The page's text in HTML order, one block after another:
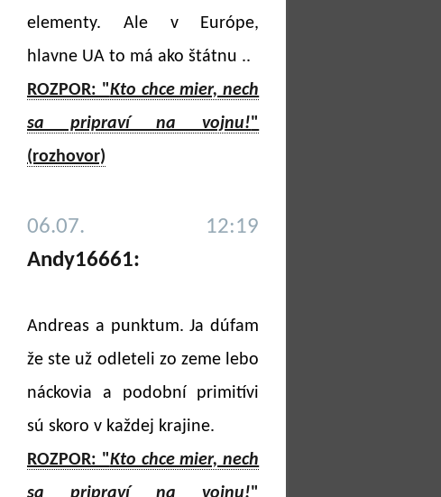
elementy. Ale v Európe,
hlavne UA to má ako štátnu ..
ROZPOR: "Kto chce mier, nech
sa pripraví na vojnu!"
(rozhovor)
06.07. 12:19
Andy16661:
Andreas a punktum. Ja dúfam
že ste už odleteli zo zeme lebo
náckovia a podobní primitívi
sú skoro v každej krajine.
ROZPOR: "Kto chce mier, nech
sa pripraví na vojnu!"